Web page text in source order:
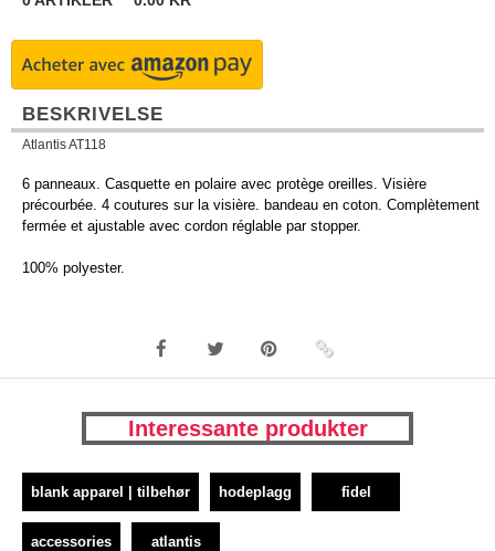
BESKRIVELSE
Atlantis AT118
6 panneaux. Casquette en polaire avec protège oreilles. Visière
précourbée. 4 coutures sur la visière. bandeau en coton. Complètement
fermée et ajustable avec cordon réglable par stopper.
100% polyester.
Interessante produkter
blank apparel | tilbehør hodeplagg fidel
accessories atlantis